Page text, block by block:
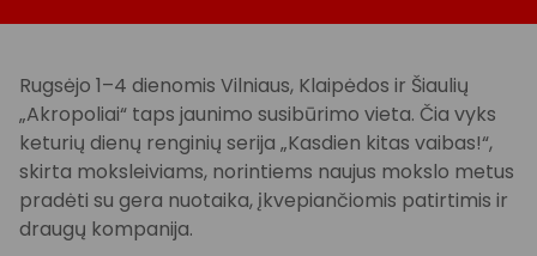
Rugsėjo 1–4 dienomis Vilniaus, Klaipėdos ir Šiaulių
„Akropoliai“ taps jaunimo susibūrimo vieta. Čia vyks
keturių dienų renginių serija „Kasdien kitas vaibas!“,
skirta moksleiviams, norintiems naujus mokslo metus
pradėti su gera nuotaika, įkvepiančiomis patirtimis ir
draugų kompanija.